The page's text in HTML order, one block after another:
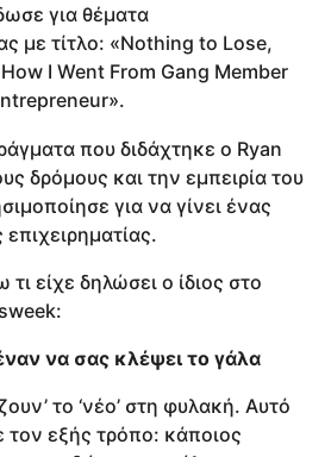
για θέματα
με τίτλο: «Nothing to Lose,
I Went From Gang Member
που διδάχτηκε ο Ryan
δρόμους και την εμπειρία του
για να γίνει ένας
είχε δηλώσει ο ίδιος στο
να σας κλέψει το γάλα
το ‘νέο’ στη φυλακή. Αυτό
τον εξής τρόπο: κάποιος